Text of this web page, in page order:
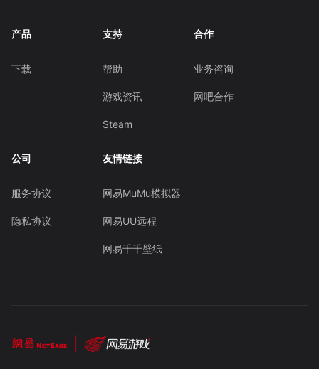
产品
下载
支持
帮助
游戏资讯
Steam
合作
业务咨询
网吧合作
公司
服务协议
隐私协议
友情链接
网易MuMu模拟器
网易UU远程
网易千千壁纸